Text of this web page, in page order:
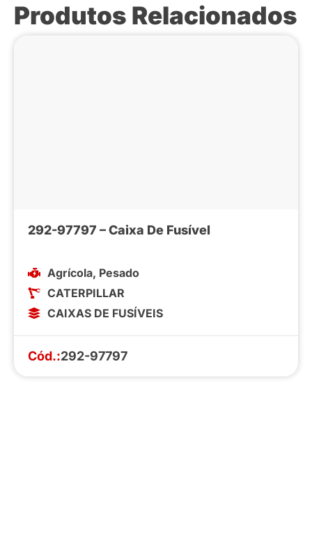
Produtos Relacionados
292-97797 – Caixa De Fusível
Agrícola, Pesado
CATERPILLAR
CAIXAS DE FUSÍVEIS
Cód.:292-97797